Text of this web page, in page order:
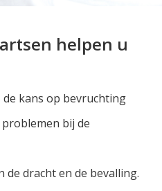
helpen u
kans op bevruchting
bij de
de dracht en de bevalling.